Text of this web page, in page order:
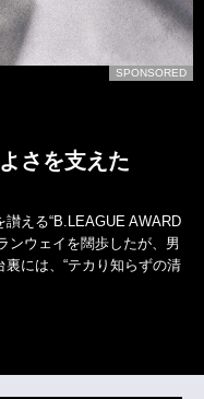
SPONSORED
もに！
者！
迎えた。しかし、歩んで
アイドルから俳優、海外で
きた。その腕元には〈ブル
して新作…